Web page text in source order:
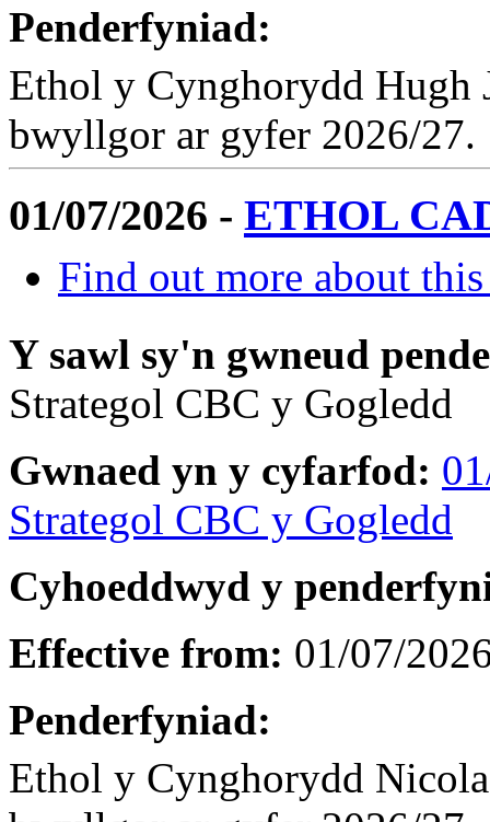
Penderfyniad:
Ethol y Cynghorydd Hugh
bwyllgor ar gyfer 2026/27.
01/07/2026 - ETHOL
Find out more about
Y sawl sy'n gwneud
Strategol CBC y Gogledd
Gwnaed yn y cyfarfod:
Strategol CBC y Gogledd
Cyhoeddwyd y
Effective from: 01/07/
Penderfyniad:
Ethol y Cynghorydd